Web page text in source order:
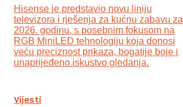
Hisense je predstavio novu liniju
televizora i rješenja za kućnu zabavu za
2026. godinu, s posebnim fokusom na
RGB MiniLED tehnologiju koja donosi
veću preciznost prikaza, bogatije boje i
unaprijeđeno iskustvo gledanja.
Vijesti